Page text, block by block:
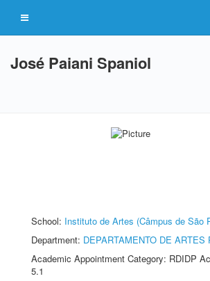
José Paiani Spaniol
School: Instituto de Artes (Câmpus de São
Department: DEPARTAMENTO DE ARTES
Academic Appointment Category: RDIDP
5.1